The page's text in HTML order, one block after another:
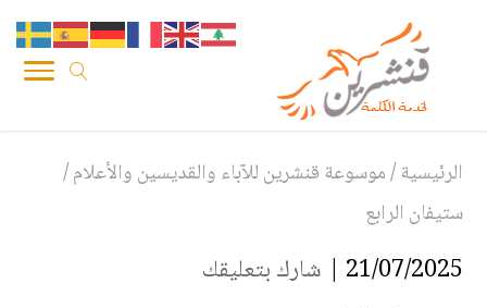
الرئيسية/موسوعة قنشرين للآباء والقديسين والأعلام/
ستيفان الرابع
21/07/2025 | شارك بتعليقك